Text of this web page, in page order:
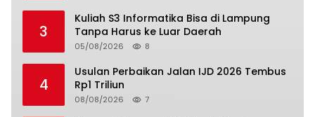
3
Kuliah S3 Informatika Bisa di Lampung
Tanpa Harus ke Luar Daerah
05/08/2026 8
4
Usulan Perbaikan Jalan IJD 2026 Tembus
Rp1 Triliun
08/08/2026 7